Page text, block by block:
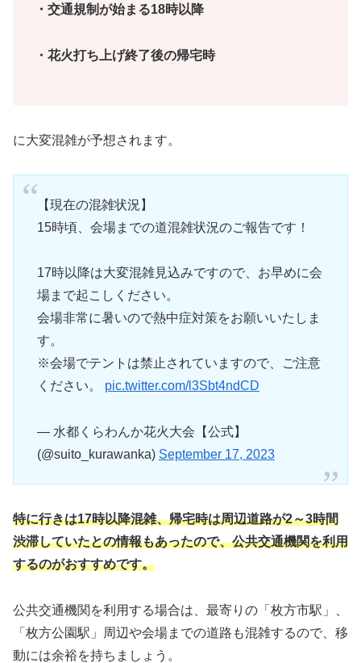
・交通規制が始まる18時以降
・花火打ち上げ終了後の帰宅時
に大変混雑が予想されます。
【現在の混雑状況】
15時頃、会場までの道混雑状況のご報告です！
17時以降は大変混雑見込みですので、お早めに会
場まで起こしください。
会場非常に暑いので熱中症対策をお願いいたしま
す。
※会場でテントは禁止されていますので、ご注意
ください。 pic.twitter.com/l3Sbt4ndCD
— 水都くらわんか花火大会【公式】
(@suito_kurawanka) September 17, 2023
特に行きは17時以降混雑、帰宅時は周辺道路が2～3時間
渋滞していたとの情報もあったので、公共交通機関を利用
するのがおすすめです。
公共交通機関を利用する場合は、最寄りの「枚方市駅」、
「枚方公園駅」周辺や会場までの道路も混雑するので、移
動には余裕を持ちましょう。